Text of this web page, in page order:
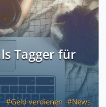
Tagger für
Geld verdienen
News